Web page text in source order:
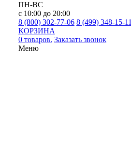
ПН-ВС
с 10:00 до 20:00
8 (800) 302-77-06 8 (499) 348-15-11
КОРЗИНА
0 товаров. Заказать звонок
Меню